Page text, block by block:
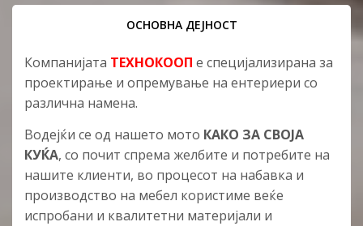
ОСНОВНА ДЕЈНОСТ
Компанијата ТЕХНОКООП е специјализирана за
проектирање и опремување на ентериери со
различна намена.
Водејќи се од нашето мото КАКО ЗА СВОЈА
КУЌА, со почит спрема желбите и потребите на
нашите клиенти, во процесот на набавка и
производство на мебел користиме веќе
испробани и квалитетни материјали и